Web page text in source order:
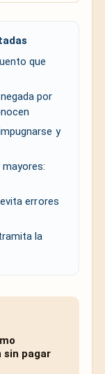
que
por
y
errores
la
sin pagar